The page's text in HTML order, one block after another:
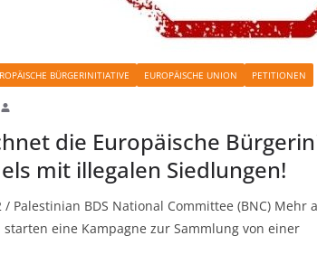
BÜRGERINITIATIVE EUROPÄISCHE UNION PETITIONEN
die Europäische
mit illegalen Siedlungen!
/ Palestinian BDS National Committee (BNC) Mehr
eine Kampagne zur Sammlung von einer